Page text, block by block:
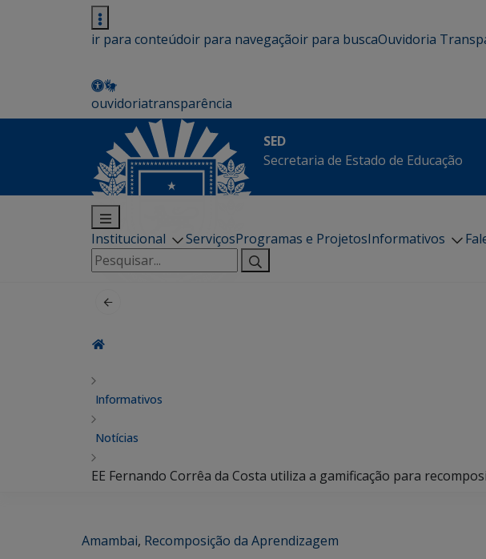
ir para conteúdoir para navegaçãoir para buscaOuvidoria
ouvidoriatransparência
SED
Secretaria de Estado de Educação
Institucional ServiçosProgramas e ProjetosInformativos
Pesquisar
por:
Informativos
Notícias
EE Fernando Corrêa da Costa utiliza a gamificação para
Amambai, Recomposição da Aprendizagem